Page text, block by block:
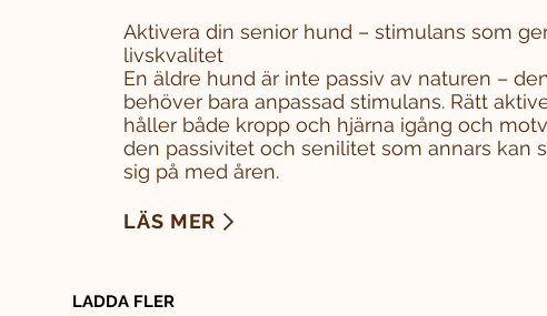
Aktivera din senior hund – stimulans som
livskvalitet
En äldre hund är inte passiv av naturen –
behöver bara anpassad stimulans. Rätt
håller både kropp och hjärna igång och
den passivitet och senilitet som annars kan
sig på med åren.
LÄS MER
LADDA FLER